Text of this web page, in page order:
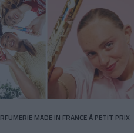
MADE IN FRANCE À PETIT PRIX